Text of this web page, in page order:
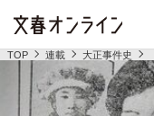
TOP 連載 大正事件史